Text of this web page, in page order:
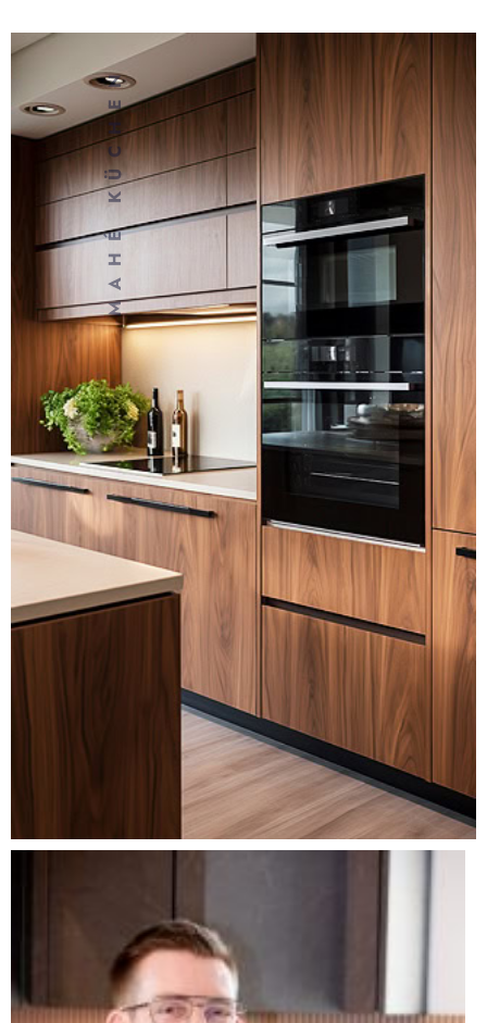
MAHÉ KÜCHEN